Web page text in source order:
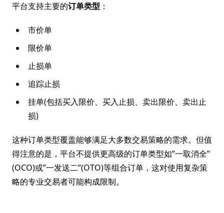
平台支持主要的订单类型 ：
市价单
限价单
止损单
追踪止损
挂单(包括买入限价、买入止损、卖出限价、卖出止
损)
这种订单类型覆盖能够满足大多数交易策略的需求。但值
得注意的是，平台不提供更高级的订单类型如”一取消全”
(OCO)或”一发送二”(OTO)等组合订单，这对使用复杂策
略的专业交易者可能构成限制。